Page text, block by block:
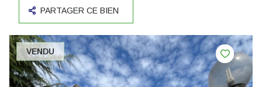
PARTAGER CE BIEN
VENDU